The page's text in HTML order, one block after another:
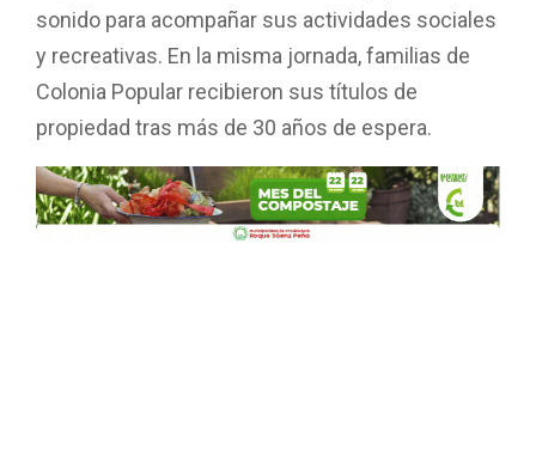
sonido para acompañar sus actividades sociales
y recreativas. En la misma jornada, familias de
Colonia Popular recibieron sus títulos de
propiedad tras más de 30 años de espera.